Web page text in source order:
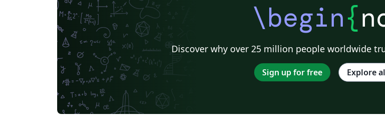
\begin{
Discover why over 25 million people worldwide
Sign up for free Explore